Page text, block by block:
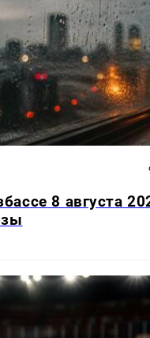
8 августа